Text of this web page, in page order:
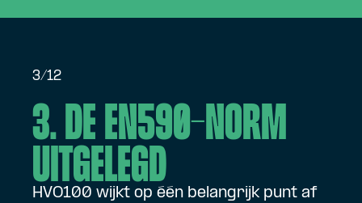
3/12
3. De EN590-norm
uitgelegd
HVO100 wijkt op één belangrijk punt af